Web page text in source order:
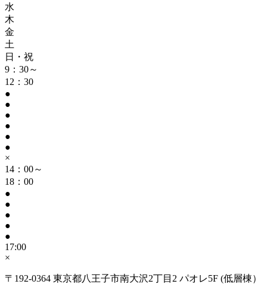
水
木
金
土
日・祝
9：30～
12：30
●
●
●
●
●
●
×
14：00～
18：00
●
●
●
●
●
17:00
×
〒192-0364 東京都八王子市南大沢2丁目2 パオレ5F (低層棟）